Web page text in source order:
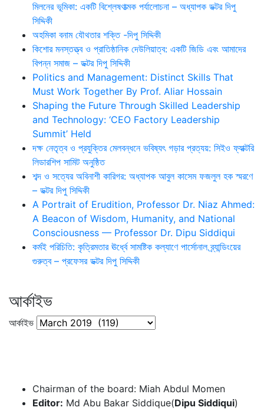
মিলনের ভূমিকা: একটি বিশ্লেষণাত্মক পর্যালোচনা – অধ্যাপক ডক্টর দিপু
সিদ্দিকী
অহমিকা বনাম যৌথতার শক্তি -দিপু সিদ্দিকী
কিশোর মনস্তত্ত্ব ও প্রাতিষ্ঠানিক দেউলিয়াত্ব: একটি জিডি এবং আমাদের
বিপন্ন সমাজ – ডক্টর দিপু সিদ্দিকী
Politics and Management: Distinct Skills That
Must Work Together By Prof. Aliar Hossain
Shaping the Future Through Skilled Leadership
and Technology: ‘CEO Factory Leadership
Summit’ Held
দক্ষ নেতৃত্ব ও প্রযুক্তির মেলবন্ধনে ভবিষ্যৎ গড়ার প্রত্যয়: সিইও ফ্যাক্টরি
লিডারশিপ সামিট অনুষ্ঠিত
শব্দ ও সত্যের অবিনাশী কারিগর: অধ্যাপক আবুল কাসেম ফজলুল হক স্মরণে
– ডক্টর দিপু সিদ্দিকী
A Portrait of Erudition, Professor Dr. Niaz Ahmed:
A Beacon of Wisdom, Humanity, and National
Consciousness — Professor Dr. Dipu Siddiqui
কর্মই পরিচিতি: কৃত্রিমতার ঊর্ধ্বে সামষ্টিক কল্যাণে পার্সোনাল ব্র্যান্ডিংয়ের
গুরুত্ব – প্রফেসর ডক্টর দিপু সিদ্দিকী
আর্কাইভ
আর্কাইভ
Chairman of the board: Miah Abdul Momen
Editor: Md Abu Bakar Siddique(Dipu Siddiqui)